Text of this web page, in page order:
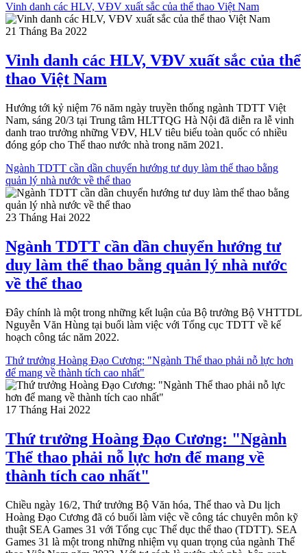
Vinh danh các HLV, VĐV xuất sắc của thể thao Việt Nam
21 Tháng Ba 2022
Vinh danh các HLV, VĐV xuất sắc của thể
thao Việt Nam
Hướng tới kỷ niệm 76 năm ngày truyền thống ngành TDTT Việt
Nam, sáng 20/3 tại Trung tâm HLTTQG Hà Nội đã diễn ra lễ vinh
danh trao trưởng những VĐV, HLV tiêu biểu toàn quốc có nhiều
đóng góp cho Thể thao nước nhà trong năm 2021.
Ngành TDTT cần dần chuyển hướng tư duy làm thể thao bằng
quản lý nhà nước về thể thao
23 Tháng Hai 2022
Ngành TDTT cần dần chuyển hướng tư
duy làm thể thao bằng quản lý nhà nước
về thể thao
Đây chính là một trong những kết luận của Bộ trưởng Bộ VHTTDL
Nguyễn Văn Hùng tại buổi làm việc với Tổng cục TDTT về kế
hoạch công tác năm 2022.
Thứ trưởng Hoàng Đạo Cương: "Ngành Thể thao phải nỗ lực hơn
để mang về thành tích cao nhất"
17 Tháng Hai 2022
Thứ trưởng Hoàng Đạo Cương: "Ngành
Thể thao phải nỗ lực hơn để mang về
thành tích cao nhất"
Chiều ngày 16/2, Thứ trưởng Bộ Văn hóa, Thể thao và Du lịch
Hoàng Đạo Cương đã có buổi làm việc về công tác chuyên môn kỹ
thuật SEA Games 31 với Tổng cục Thể dục thể thao (TDTT). SEA
Games 31 là một trong những nhiệm vụ quan trọng của ngành Thể